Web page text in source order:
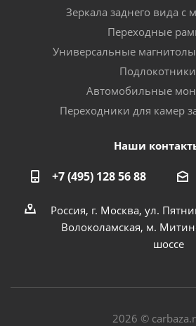
Зеркала заднего вида с
Переходные
Универсальные магнитолы
Подлокотники
Автомобильные
Переходники для камер
Наши
+7 (495) 128 56 88
Россия, г. Москва, ул.
Волоколамская, м.
шоссе
2026 ©